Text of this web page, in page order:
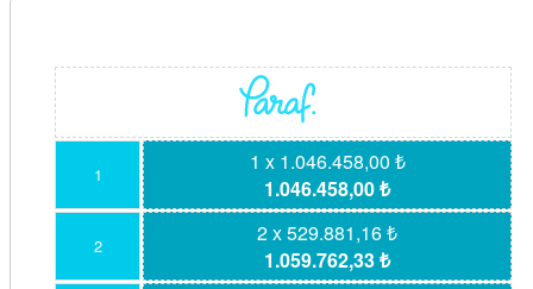
1
1 x 1.046.458,00 ₺
1.046.458,00 ₺
2
2 x 529.881,16 ₺
1.059.762,33 ₺